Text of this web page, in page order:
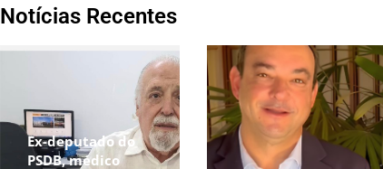
Notícias Recentes
Ex-deputado do
PSDB, médico